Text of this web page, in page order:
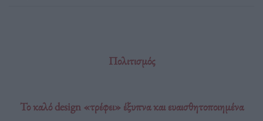
Πολιτισμός
Το καλό design «τρέφει» έξυπνα και ευαισθητοποιημένα